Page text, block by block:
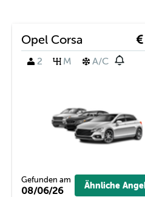
Opel Corsa
2
M A/C
Gefunden am
08/06/26 Ähnliche